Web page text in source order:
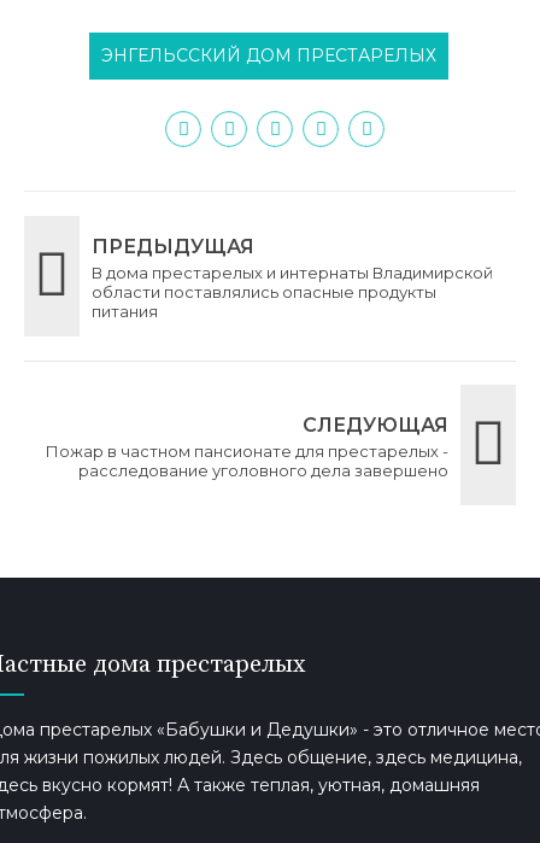
ЭНГЕЛЬССКИЙ ДОМ ПРЕСТАРЕЛЫХ
ПРЕДЫДУЩАЯ
В дома престарелых и интернаты Владимирской
области поставлялись опасные продукты
питания
СЛЕДУЮЩАЯ
Пожар в частном пансионате для престарелых -
расследование уголовного дела завершено
дома престарелых
престарелых «Бабушки и Дедушки» - это отличное
жизни пожилых людей. Здесь общение, здесь медицина,
вкусно кормят! А также теплая, уютная, домашняя